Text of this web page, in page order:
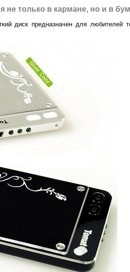
не только в кармане, но и в
диск предназначен для любителей